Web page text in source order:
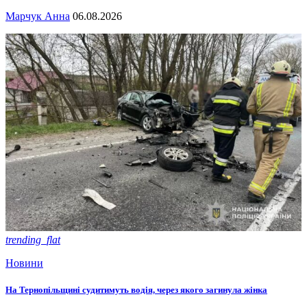
Марчук Анна 06.08.2026
trending_flat
Новини
На Тернопільщині судитимуть водія, через якого загинула жінка